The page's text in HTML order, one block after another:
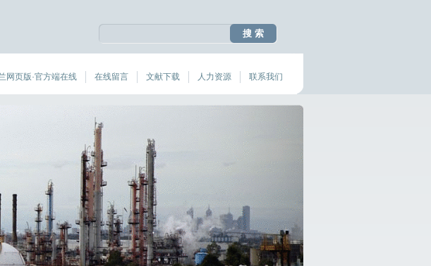
网页版·官方端在线 在线留言 文献下载 人力资源 联系我们